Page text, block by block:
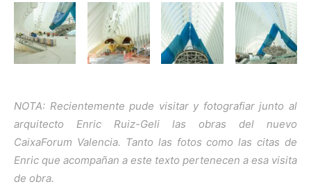
NOTA: Recientemente pude visitar y fotografiar junto al
arquitecto Enric Ruiz-Geli las obras del nuevo
CaixaForum Valencia. Tanto las fotos como las citas de
Enric que acompañan a este texto pertenecen a esa visita
de obra.